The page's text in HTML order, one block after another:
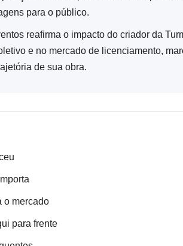
para o público.
reafirma o impacto do criador da
e no mercado de licenciamento,
de sua obra.
o mercado
para frente